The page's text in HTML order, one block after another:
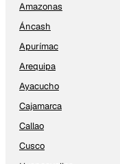
Amazonas
Áncash
Apurímac
Arequipa
Ayacucho
Cajamarca
Callao
Cusco